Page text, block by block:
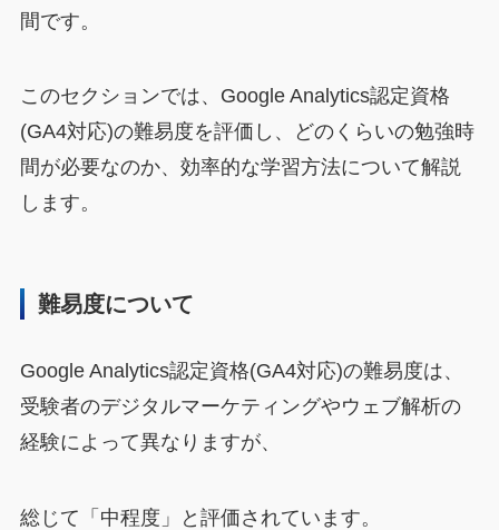
間です。
このセクションでは、Google Analytics認定資格
(GA4対応)の難易度を評価し、どのくらいの勉強時
間が必要なのか、効率的な学習方法について解説
します。
難易度について
Google Analytics認定資格(GA4対応)の難易度は、
受験者のデジタルマーケティングやウェブ解析の
経験によって異なりますが、
総じて「中程度」と評価されています。